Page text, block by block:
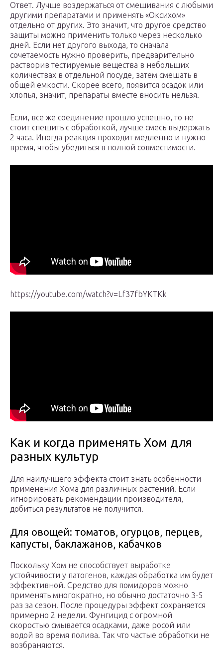
Ответ. Лучше воздержаться от смешивания с любыми
другими препаратами и применять «Оксихом»
отдельно от других. Это значит, что другое средство
защиты можно применить только через несколько
дней. Если нет другого выхода, то сначала
сочетаемость нужно проверить, предварительно
растворив тестируемые вещества в небольших
количествах в отдельной посуде, затем смешать в
общей емкости. Скорее всего, появится осадок или
хлопья, значит, препараты вместе вносить нельзя.
Если, все же соединение прошло успешно, то не
стоит спешить с обработкой, лучше смесь выдержать
2 часа. Иногда реакция проходит медленно и нужно
время, чтобы убедиться в полной совместимости.
https://youtube.com/watch?v=Lf37fbYKTKk
Как и когда применять Хом для
разных культур
Для наилучшего эффекта стоит знать особенности
применения Хома для различных растений. Если
игнорировать рекомендации производителя,
добиться результатов не получится.
Для овощей: томатов, огурцов, перцев,
капусты, баклажанов, кабачков
Поскольку Хом не способствует выработке
устойчивости у патогенов, каждая обработка им будет
эффективной. Средство для помидоров можно
применять многократно, но обычно достаточно 3-5
раз за сезон. После процедуры эффект сохраняется
примерно 2 недели. Фунгицид с огромной
скоростью смывается осадками, даже росой или
водой во время полива. Так что частые обработки не
возбраняются.